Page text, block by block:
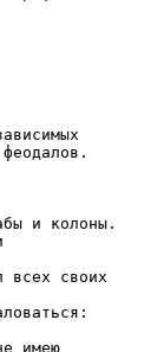
и колоны.
всех своих
имею